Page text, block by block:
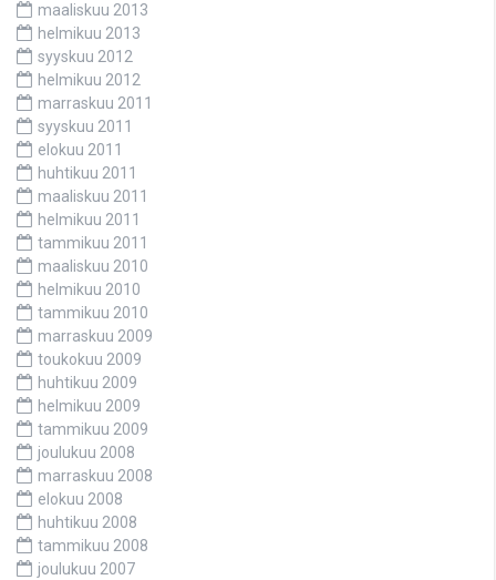
maaliskuu 2013
helmikuu 2013
syyskuu 2012
helmikuu 2012
marraskuu 2011
syyskuu 2011
elokuu 2011
huhtikuu 2011
maaliskuu 2011
helmikuu 2011
tammikuu 2011
maaliskuu 2010
helmikuu 2010
tammikuu 2010
marraskuu 2009
toukokuu 2009
huhtikuu 2009
helmikuu 2009
tammikuu 2009
joulukuu 2008
marraskuu 2008
elokuu 2008
huhtikuu 2008
tammikuu 2008
joulukuu 2007